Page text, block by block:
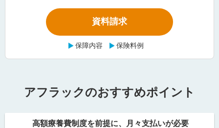
資料請求
保障内容 保険料例
アフラックのおすすめポイント
高額療養費制度を前提に、月々支払いが必要